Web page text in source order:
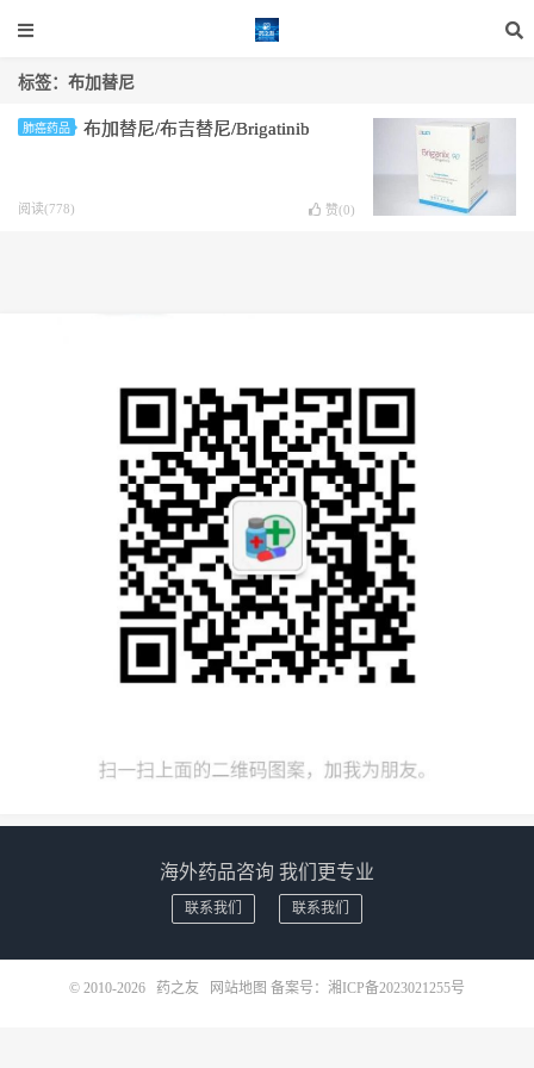
标签：布加替尼
肺癌药品 布加替尼/布吉替尼/Brigatinib
阅读(778) 赞(0)
海外药品咨询 我们更专业
联系我们 联系我们
© 2010-2026 药之友 网站地图 备案号： 湘ICP备2023021255号